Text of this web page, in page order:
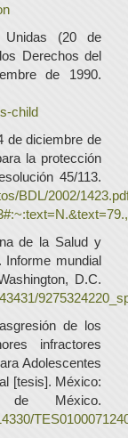
Unidas (20 de
Derechos del
de 1990.
child
de diciembre de
la protección
45/113.
BDL/2002/
de la Salud y
mundial
D.C.
de los
infractores
Adolescentes
[tesis]. México:
de México.